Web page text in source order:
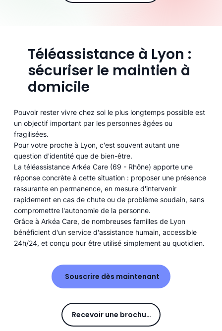
Téléassistance à Lyon :
sécuriser le maintien à
domicile
Pouvoir rester vivre chez soi le plus longtemps possible est
un objectif important par les personnes âgées ou
fragilisées.
Pour votre proche à Lyon, c'est souvent autant une
question d'identité que de bien-être.
La téléassistance Arkéa Care (69 - Rhône) apporte une
réponse concrète à cette situation : proposer une présence
rassurante en permanence, en mesure d'intervenir
rapidement en cas de chute ou de problème soudain, sans
compromettre l'autonomie de la personne.
Grâce à Arkéa Care, de nombreuses familles de Lyon
bénéficient d'un service d'assistance humain, accessible
24h/24, et conçu pour être utilisé simplement au quotidien.
Souscrire dès maintenant
Recevoir une brochure